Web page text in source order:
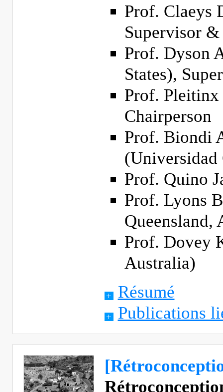
Prof. Claeys
Supervisor &
Prof. Dyson
States),
Prof.
Chairperson
Prof. Biondi
(Universidad
Prof. Quino
Prof. Lyons
Queensland,
Prof. Dovey
Australia)
Résumé
Publications